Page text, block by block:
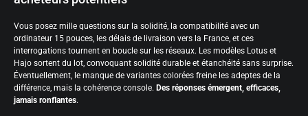
Vous posez mille questions sur la solidité, la compatibilité avec un
ordinateur 15 pouces, les délais de livraison vers la France, et ces
interrogations tournent en boucle sur les réseaux. Les modèles Lotus et
Hajo sortent du lot, convoquant solidité durable et étanchéité sans surprise.
Éventuellement, le manque de variantes colorées freine les adeptes de la
différence, mais la cohérence console. Des réponses émergent, efficaces,
jamais ronflantes.